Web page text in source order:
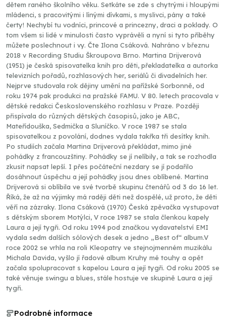
dětem raného školního věku. Setkáte se zde s chytrými i hloupými
mládenci, s pracovitými i línými dívkami, s myslivci, pány a také
čerty! Nechybí tu vodníci, princové a princezny, draci a poklady. O
tom všem si lidé v minulosti často vyprávěli a nyní si tyto příběhy
můžete poslechnout i vy. Čte Ilona Csáková. Nahráno v březnu
2018 v Recording Studiu Škroupova Brno. Martina Drijverová
(1951) je česká spisovatelka knih pro děti, překladatelka a autorka
televizních pořadů, rozhlasových her, seriálů či divadelních her.
Nejprve studovala rok dějiny umění na pařížské Sorbonně, od
roku 1974 pak produkci na pražské FAMU. V 80. letech pracovala v
dětské redakci Československého rozhlasu v Praze. Později
přispívala do různých dětských časopisů, jako je ABC,
Mateřídouška, Sedmička a Sluníčko. V roce 1987 se stala
spisovatelkou z povolání, dodnes vydala takřka tři desítky knih.
Po studiích začala Martina Drijverová překládat, mimo jiné
pohádky z francouzštiny. Pohádky se jí nelíbily, a tak se rozhodla
zkusit napsat lepší. I přes počáteční nezdary se jí podařilo
dosáhnout úspěchu a její pohádky jsou dnes oblíbené. Martina
Drijverová si oblíbila ve své tvorbě skupinu čtenářů od 3 do 16 let.
Říká, že až na výjimky má raději děti než dospělé, už proto, že děti
věří na zázraky. Ilona Csáková (1970) Česká zpěvačka vystupovat
s dětským sborem Motýlci, V roce 1987 se stala členkou kapely
Laura a její tygři. Od roku 1994 pod značkou vydavatelství EMI
vydala sedm dalších sólových desek a jedno „Best of“ album.V
roce 2002 se vrhla na roli Kleopatry ve stejnojmenném muzikálu
Michala Davida, vyšlo jí řadové album Kruhy mé touhy a opět
začala spolupracovat s kapelou Laura a její tygři. Od roku 2005 se
také věnuje swingu a blues, stále hostuje ve skupině Laura a její
tygři.
Podrobné informace